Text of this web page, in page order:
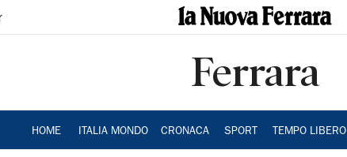
Ferrara
HOME ITALIA MONDO CRONACA SPORT TEMPO LIBERO